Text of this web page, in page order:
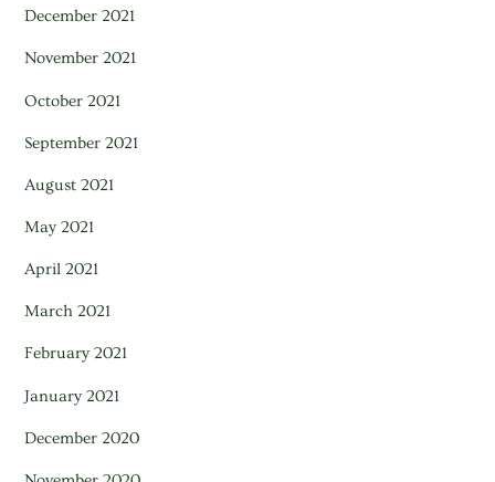
December 2021
November 2021
October 2021
September 2021
August 2021
May 2021
April 2021
March 2021
February 2021
January 2021
December 2020